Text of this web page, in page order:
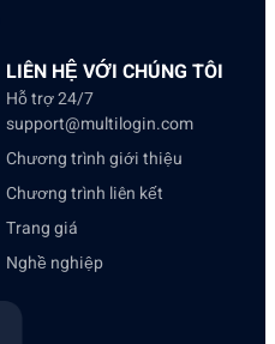
LIÊN HỆ VỚI CHÚNG TÔI
Hỗ trợ 24/7
support@multilogin.com
Chương trình giới thiệu
Chương trình liên kết
Trang giá
Nghề nghiệp